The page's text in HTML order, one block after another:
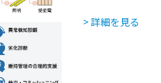
> 詳細を見る